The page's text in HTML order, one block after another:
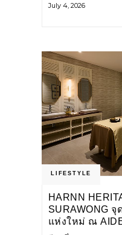
กลุ่ม Anonymous โ
July 4, 2026
LIFESTYLE
HARNN
SURAWONG
แห่งใหม่ ณ